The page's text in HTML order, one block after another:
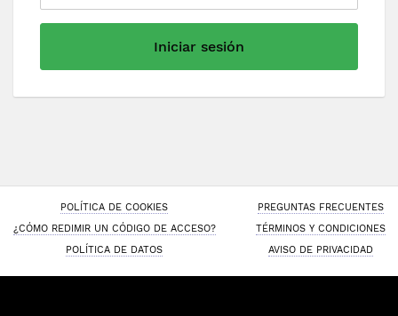
Iniciar sesión
POLÍTICA DE COOKIES
PREGUNTAS FRECUENTES
¿CÓMO REDIMIR UN CÓDIGO DE ACCESO?
TÉRMINOS Y CONDICIONES
POLÍTICA DE DATOS
AVISO DE PRIVACIDAD